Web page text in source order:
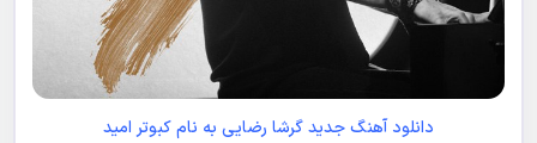
دانلود آهنگ جدید گرشا رضایی به نام کبوتر امید